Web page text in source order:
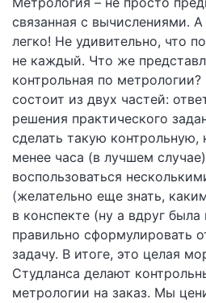
связанная с вычислениями.
легко! Не удивительно, что
не каждый. Что же
контрольная по
состоит из двух частей:
решения практического
сделать такую контрольную,
менее часа (в лучшем
воспользоваться
(желательно еще знать,
в конспекте (ну а вдруг была
правильно сформулировать
задачу. В итоге, это целая
Студланса делают
метрологии на заказ. Мы